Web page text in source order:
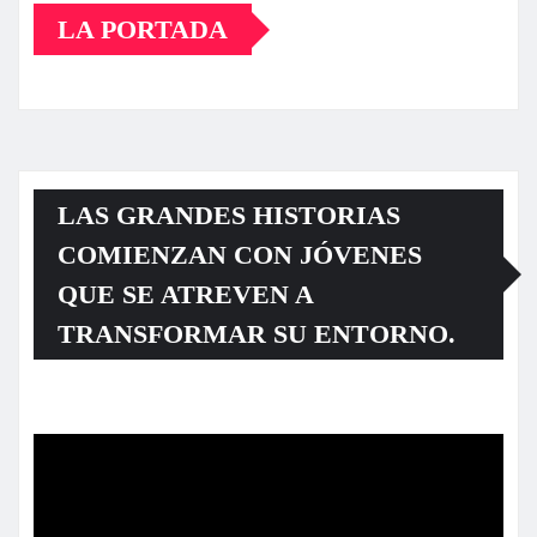
LA PORTADA
LAS GRANDES HISTORIAS
COMIENZAN CON JÓVENES
QUE SE ATREVEN A
TRANSFORMAR SU ENTORNO.